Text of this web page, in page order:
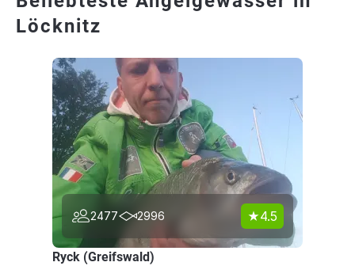
Löcknitz
2477 2996 4.5
Ryck (Greifswald)